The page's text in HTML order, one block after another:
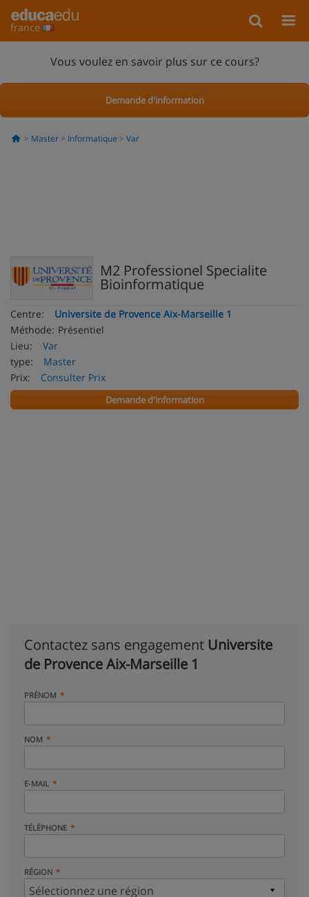
france
Vous voulez en savoir plus sur ce cours?
Demande d'information
Master Informatique Var
M2 Professionel Specialite
Bioinformatique
Centre:
Universite de Provence Aix-Marseille 1
Méthode: Présentiel
Lieu:
Var
type:
Master
Prix:
Consulter Prix
Demande d'information
Contactez sans engagement Universite
de Provence Aix-Marseille 1
PRÉNOM
NOM
E-MAIL
TÉLÉPHONE
RÉGION